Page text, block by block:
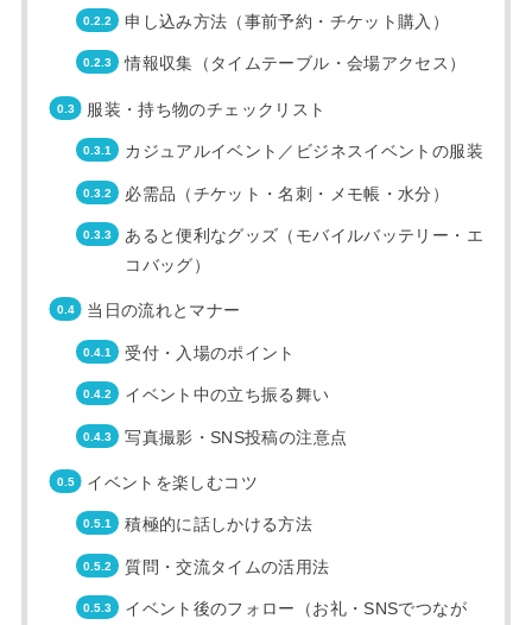
申し込み方法（事前予約・チケット購入）
情報収集（タイムテーブル・会場アクセス）
服装・持ち物のチェックリスト
カジュアルイベント／ビジネスイベントの服装
必需品（チケット・名刺・メモ帳・水分）
あると便利なグッズ（モバイルバッテリー・エ
コバッグ）
当日の流れとマナー
受付・入場のポイント
イベント中の立ち振る舞い
写真撮影・SNS投稿の注意点
イベントを楽しむコツ
積極的に話しかける方法
質問・交流タイムの活用法
イベント後のフォロー（お礼・SNSでつなが